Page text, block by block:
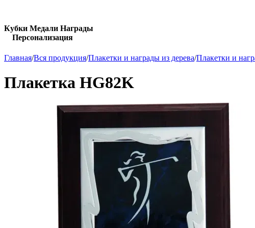
Кубки Медали Награды
Персонализация
Главная/Вся продукция/Плакетки и награды из дерева/Плакетки и
Плакетка HG82K